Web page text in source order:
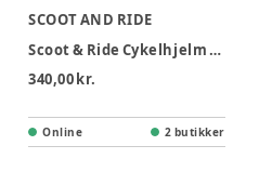
SCOOT AND RIDE
Scoot & Ride Cykelhjelm S/M - Wildberry
340,00 kr.
Online 2 butikker